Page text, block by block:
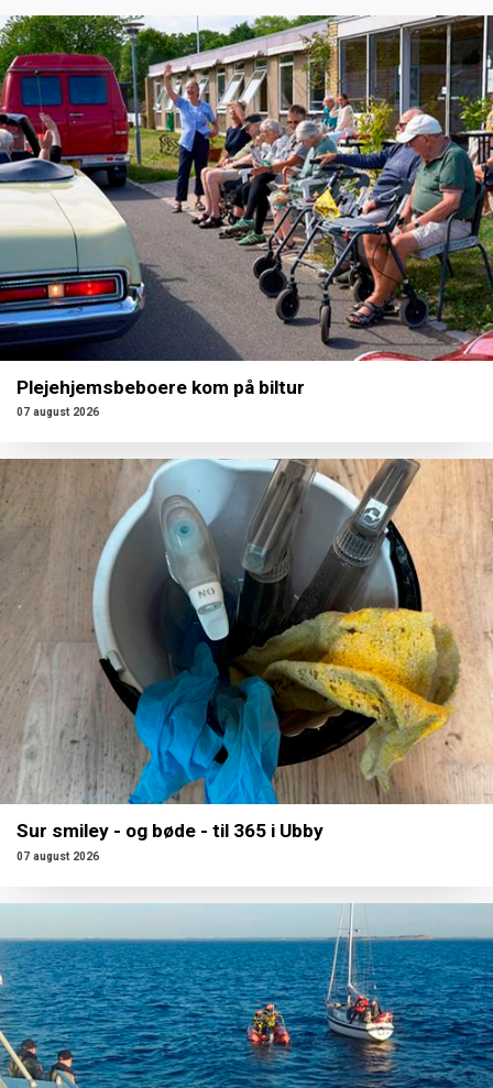
Plejehjemsbeboere kom på biltur
07 august 2026
Sur smiley - og bøde - til 365 i Ubby
07 august 2026